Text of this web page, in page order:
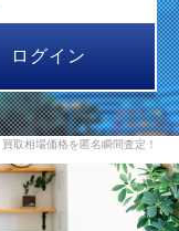
ログイン
取相場価格を匿名瞬間査定！